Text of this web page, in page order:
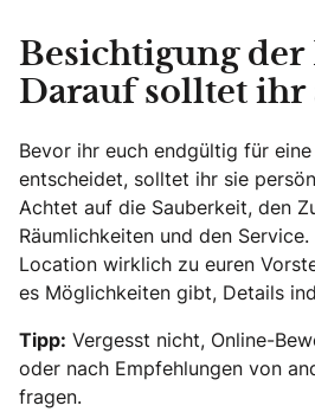
Besichtigung der
Darauf solltet ihr
Bevor ihr euch endgültig für
entscheidet, solltet ihr sie
Achtet auf die Sauberkeit, den
Räumlichkeiten und den
Location wirklich zu euren
es Möglichkeiten gibt, Details
Tipp: Vergesst nicht, Online-
oder nach Empfehlungen von
fragen.